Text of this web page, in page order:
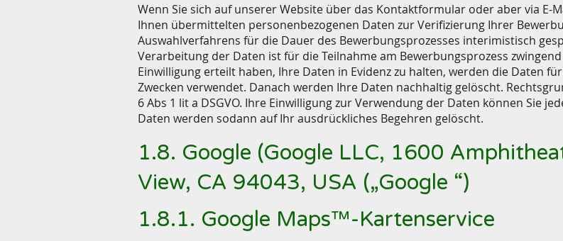
Wenn Sie sich auf unserer Website über das Kontaktformular oder aber via E-
Ihnen übermittelten personenbezogenen Daten zur Verifizierung Ihrer
Auswahlverfahrens für die Dauer des Bewerbungsprozesses interimistisch
Verarbeitung der Daten ist für die Teilnahme am Bewerbungsprozess
Einwilligung erteilt haben, Ihre Daten in Evidenz zu halten, werden die Daten
Zwecken verwendet. Danach werden Ihre Daten nachhaltig gelöscht.
6 Abs 1 lit a DSGVO. Ihre Einwilligung zur Verwendung der Daten können Sie
Daten werden sodann auf Ihr ausdrückliches Begehren gelöscht.
1.8. Google (Google LLC, 1600
View, CA 94043, USA („Google “)
1.8.1. Google Maps™-Kartenservice